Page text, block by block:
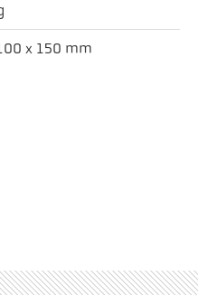
x 150 mm